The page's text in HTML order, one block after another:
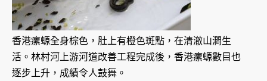
香港瘰螈全身棕色，肚上有橙色斑點，在清澈山澗生
活。林村河上游河道改善工程完成後，香港瘰螈數目也
逐步上升，成績令人鼓舞。